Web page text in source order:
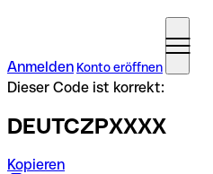
Anmelden Konto eröffnen
Dieser Code ist korrekt:
DEUTCZPXXXX
Kopieren